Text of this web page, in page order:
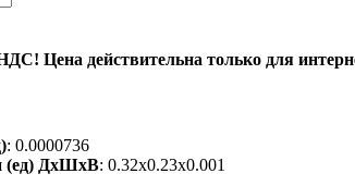
Цена действительна только для
: 0.0000736
(ед) ДхШхВ: 0.32x0.23x0.001